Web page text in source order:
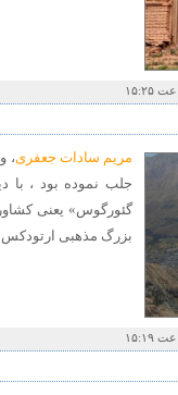
مریم سادات جعفری،
جلب نموده بود ،
گئورگوس» یعنی
بزرگ مذهبی ارتودکس